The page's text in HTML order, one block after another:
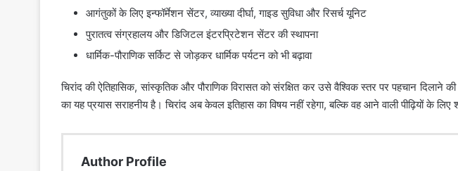
आगंतुकों के लिए इन्फॉर्मेशन सेंटर, व्याख्या दीर्घा, गाइड सुविधा और रिसर्च यूनिट
पुरातत्व संग्रहालय और डिजिटल इंटरप्रिटेशन सेंटर की स्थापना
धार्मिक-पौराणिक सर्किट से जोड़कर धार्मिक पर्यटन को भी बढ़ावा
चिरांद की ऐतिहासिक, सांस्कृतिक और पौराणिक विरासत को संरक्षित कर उसे वैश्विक स्तर पर पहचान दिलाने
का यह प्रयास सराहनीय है। चिरांद अब केवल इतिहास का विषय नहीं रहेगा, बल्कि वह आने वाली पीढ़ियों के
Author Profile